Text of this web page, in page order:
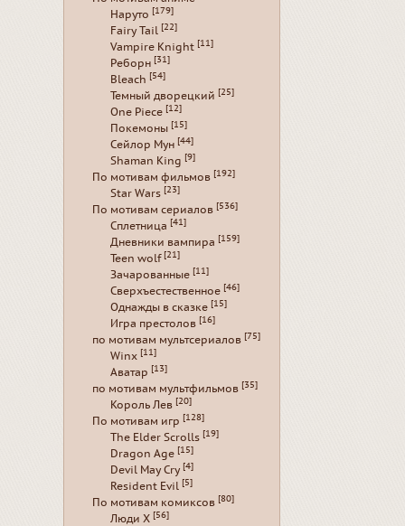
Наруто [179]
Fairy Tail [22]
Vampire Knight [11]
Реборн [31]
Bleach [54]
Темный дворецкий [25]
One Piece [12]
Покемоны [15]
Сейлор Мун [44]
Shaman King [9]
По мотивам фильмов [192]
Star Wars [23]
По мотивам сериалов [536]
Сплетница [41]
Дневники вампира [159]
Teen wolf [21]
Зачарованные [11]
Сверхъестественное [46]
Однажды в сказке [15]
Игра престолов [16]
по мотивам мультсериалов [75]
Winx [11]
Аватар [13]
по мотивам мультфильмов [35]
Король Лев [20]
По мотивам игр [128]
The Elder Scrolls [19]
Dragon Age [15]
Devil May Cry [4]
Resident Evil [5]
По мотивам комиксов [80]
Люди Х [56]